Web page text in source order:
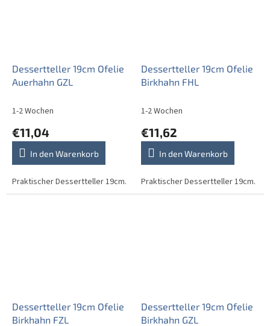
Dessertteller 19cm Ofelie
Auerhahn GZL
1-2 Wochen
€11,04
In den Warenkorb
Praktischer Dessertteller 19cm.
Dessertteller 19cm Ofelie
Birkhahn FHL
1-2 Wochen
€11,62
In den Warenkorb
Praktischer Dessertteller 19cm.
Dessertteller 19cm Ofelie
Birkhahn FZL
Dessertteller 19cm Ofelie
Birkhahn GZL